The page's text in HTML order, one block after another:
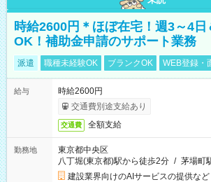
時給2600円＊ほぼ在宅！週3～4日
OK！補助金申請のサポート業務
派遣 職種未経験OK ブランクOK WEB登録・
給与
時給2600円
交通費別途支給あり
交通費 全額支給
勤務地
東京都中央区
八丁堀(東京都)駅から徒歩2分 / 茅場町
建設業界向けのAIサービスの提供など